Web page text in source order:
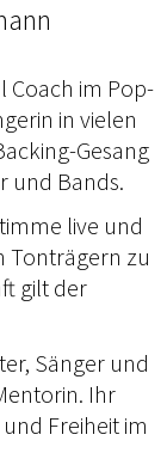
Coach im Pop-
in vielen
Gesang
und Bands.
live und
Tonträgern zu
gilt der
Sänger und
Ihr
Freiheit im